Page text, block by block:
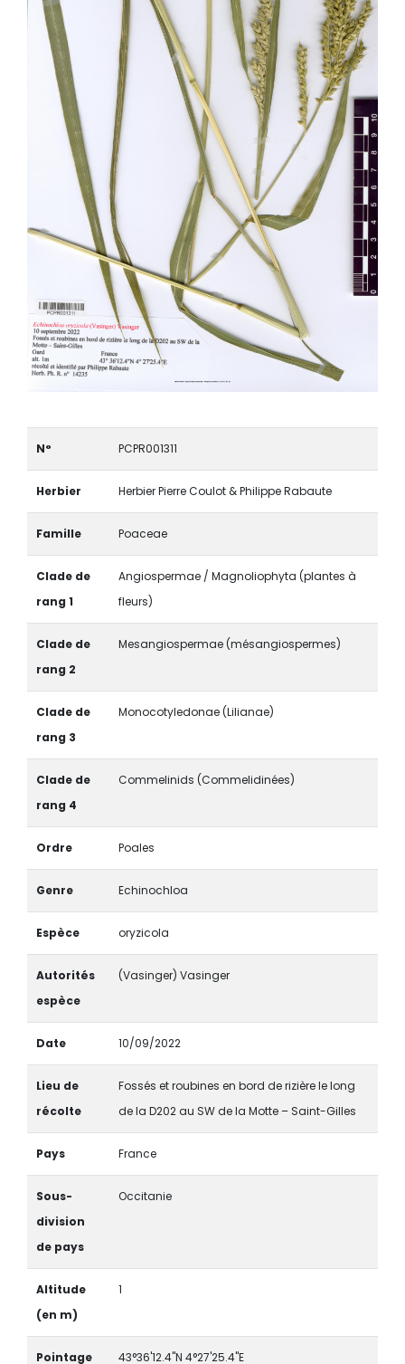
N° PCPR001311
Herbier Herbier Pierre Coulot & Philippe Rabaute
Famille Poaceae
Clade de
rang 1
Angiospermae / Magnoliophyta (plantes à
fleurs)
Clade de
rang 2
Mesangiospermae (mésangiospermes)
Clade de
rang 3
Monocotyledonae (Lilianae)
Clade de
rang 4
Commelinids (Commelidinées)
Ordre Poales
Genre Echinochloa
Espèce oryzicola
Autorités
espèce
(Vasinger) Vasinger
Date 10/09/2022
Lieu de
récolte
Fossés et roubines en bord de rizière le long
de la D202 au SW de la Motte – Saint-Gilles
Pays France
Sous-
division
de pays
Occitanie
Altitude
(en m)
1
Pointage
43°36'12.4"N 4°27'25.4"E